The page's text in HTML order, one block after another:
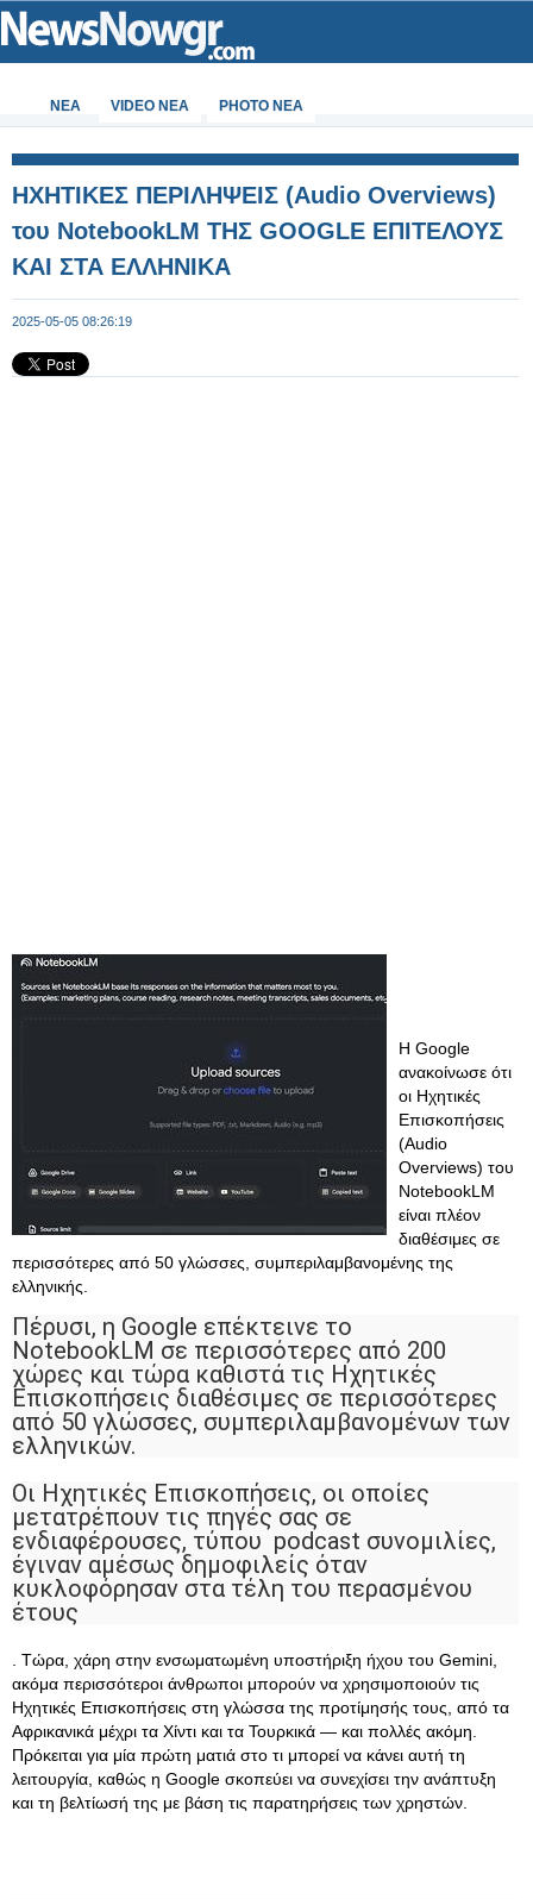
ΝΕΑ VIDEO NEA PHOTO NEA
ΗΧΗΤΙΚΕΣ ΠΕΡΙΛΗΨΕΙΣ (Audio Overviews)
του NotebookLM ΤΗΣ GOOGLE ΕΠΙΤΕΛΟΥΣ
ΚΑΙ ΣΤΑ ΕΛΛΗΝΙΚΑ
2025-05-05 08:26:19
Η Google
ανακοίνωσε ότι
οι Ηχητικές
Επισκοπήσεις
(Audio
Overviews) του
NotebookLM
είναι πλέον
διαθέσιμες σε
περισσότερες από 50 γλώσσες, συμπεριλαμβανομένης της
ελληνικής.
Πέρυσι, η Google επέκτεινε το
NotebookLM σε περισσότερες από 200
χώρες και τώρα καθιστά τις Ηχητικές
Επισκοπήσεις διαθέσιμες σε περισσότερες
από 50 γλώσσες, συμπεριλαμβανομένων των
ελληνικών.
Οι Ηχητικές Επισκοπήσεις, οι οποίες
μετατρέπουν τις πηγές σας σε
ενδιαφέρουσες, τύπου podcast συνομιλίες,
έγιναν αμέσως δημοφιλείς όταν
κυκλοφόρησαν στα τέλη του περασμένου
έτους
. Τώρα, χάρη στην ενσωματωμένη υποστήριξη ήχου του Gemini,
ακόμα περισσότεροι άνθρωποι μπορούν να χρησιμοποιούν τις
Ηχητικές Επισκοπήσεις στη γλώσσα της προτίμησής τους, από τα
Αφρικανικά μέχρι τα Χίντι και τα Τουρκικά — και πολλές ακόμη.
Πρόκειται για μία πρώτη ματιά στο τι μπορεί να κάνει αυτή τη
λειτουργία, καθώς η Google σκοπεύει να συνεχίσει την ανάπτυξη
και τη βελτίωσή της με βάση τις παρατηρήσεις των χρηστών.